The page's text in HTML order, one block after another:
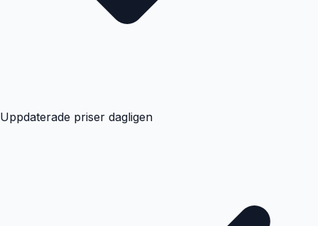
Uppdaterade priser dagligen